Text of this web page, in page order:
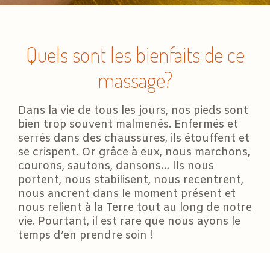
Quels sont les bienfaits de ce
massage?
Dans la vie de tous les jours, nos pieds sont
bien trop souvent malmenés. Enfermés et
serrés dans des chaussures, ils étouffent et
se crispent. Or grâce à eux, nous marchons,
courons, sautons, dansons… Ils nous
portent, nous stabilisent, nous recentrent,
nous ancrent dans le moment présent et
nous relient à la Terre tout au long de notre
vie. Pourtant, il est rare que nous ayons le
temps d’en prendre soin !